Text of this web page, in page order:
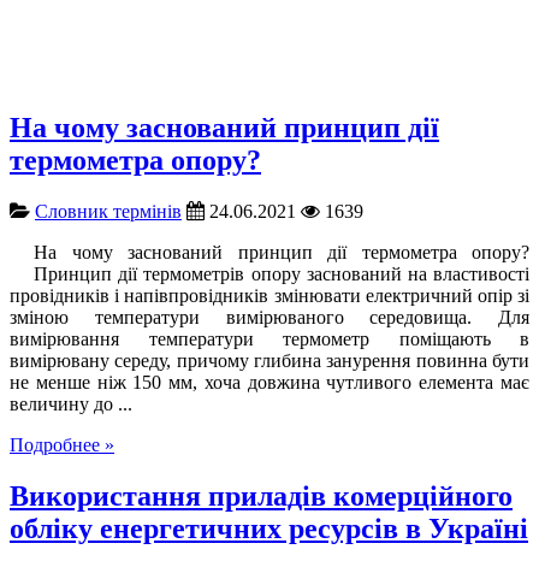
На чому заснований принцип дії
термометра опору?
Словник термінів 24.06.2021
1639
На чому заснований принцип дії термометра опору?
Принцип дії термометрів опору заснований на властивості
провідників і напівпровідників змінювати електричний опір зі
зміною температури вимірюваного середовища. Для
вимірювання температури термометр поміщають в
вимірювану середу, причому глибина занурення повинна бути
не менше ніж 150 мм, хоча довжина чутливого елемента має
величину до ...
Подробнее »
Використання приладів комерційного
обліку енергетичних ресурсів в Україні